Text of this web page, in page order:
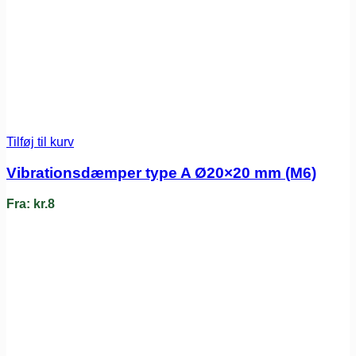
Tilføj til kurv
Vibrationsdæmper type A Ø20×20 mm (M6)
Fra: kr.8